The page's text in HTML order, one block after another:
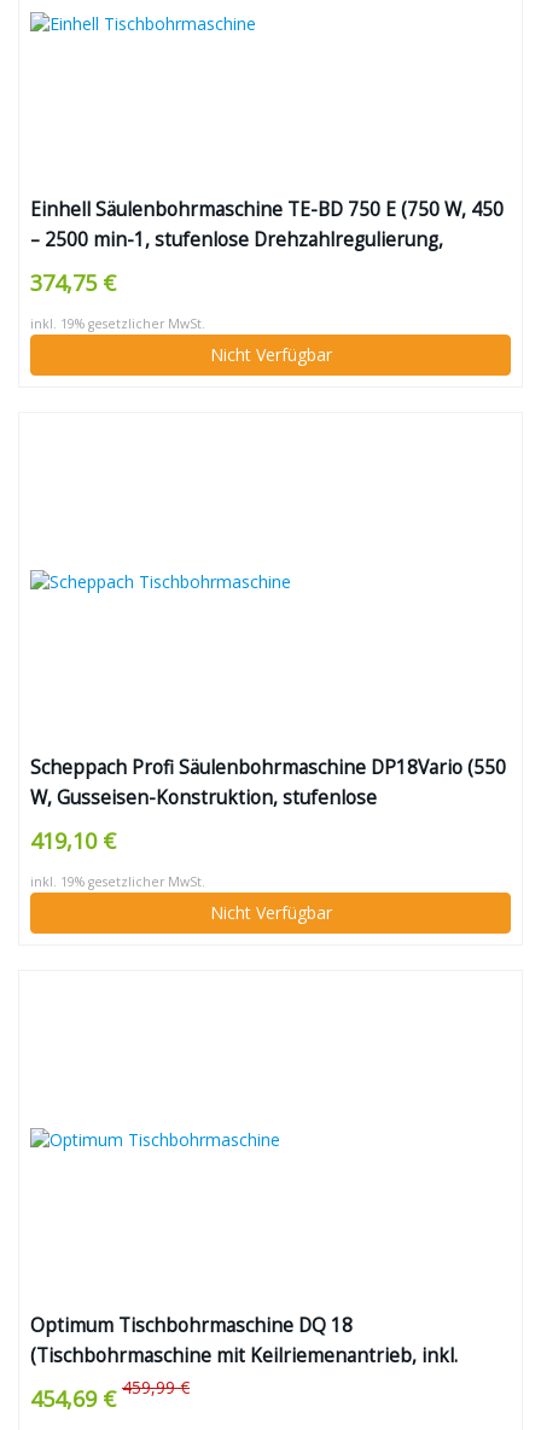
Einhell Säulenbohrmaschine TE-BD 750 E (750 W, 450
– 2500 min-1, stufenlose Drehzahlregulierung,
Schnellspannbohrfutter für Bohrer 1-16 mm, MK2-
Aufnahme, höhenverstell-, neig- und drehbarer
Bohrtisch)
374,75 €
inkl. 19% gesetzlicher MwSt.
Nicht Verfügbar
Scheppach Profi Säulenbohrmaschine DP18Vario (550
W, Gusseisen-Konstruktion, stufenlose
Drehzahlregulierung, Bohrfutter 16mm, Laser, LED,
inkl. Tischverbreiterung)
419,10 €
inkl. 19% gesetzlicher MwSt.
Nicht Verfügbar
Optimum Tischbohrmaschine DQ 18
(Tischbohrmaschine mit Keilriemenantrieb, inkl.
Arbeitstisch neigbar + drehbar, Pinolenhub 65 mm,
Spindelaufnahme MK2)
454,69 € 459,99 €